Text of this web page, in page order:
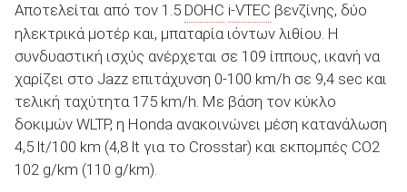
Αποτελείται από τον 1.5 DOHC i-VTEC βενζίνης, δύο
ηλεκτρικά μοτέρ και, μπαταρία ιόντων λιθίου. Η
συνδυαστική ισχύς ανέρχεται σε 109 ίππους, ικανή να
χαρίζει στο Jazz επιτάχυνση 0-100 km/h σε 9,4 sec και
τελική ταχύτητα 175 km/h. Με βάση τον κύκλο
δοκιμών WLTP, η Honda ανακοινώνει μέση κατανάλωση
4,5 lt/100 km (4,8 lt για το Crosstar) και εκπομπές CO2
102 g/km (110 g/km).